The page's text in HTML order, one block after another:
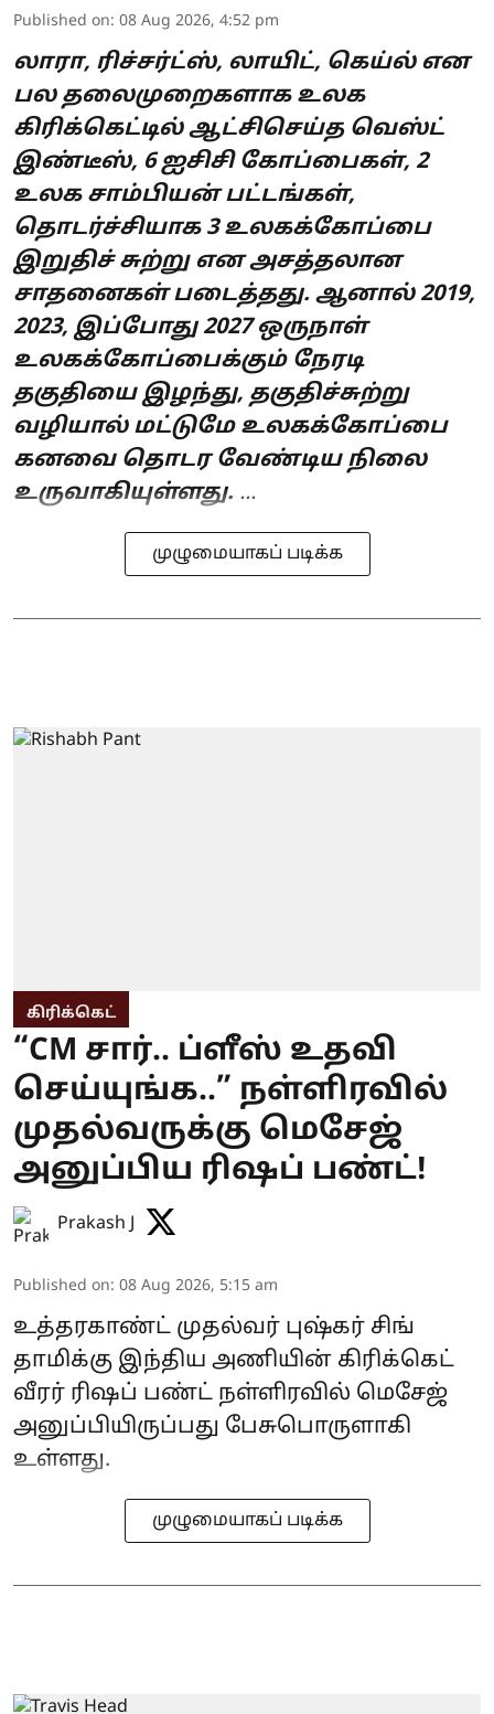
Published on: 08 Aug 2026, 4:52 pm
லாரா, ரிச்சர்ட்ஸ், லாயிட், கெய்ல் என
பல தலைமுறைகளாக உலக
கிரிக்கெட்டில் ஆட்சிசெய்த வெஸ்ட்
இண்டீஸ், 6 ஐசிசி கோப்பைகள், 2
உலக சாம்பியன் பட்டங்கள்,
தொடர்ச்சியாக 3 உலகக்கோப்பை
இறுதிச் சுற்று என அசத்தலான
சாதனைகள் படைத்தது. ஆனால் 2019,
2023, இப்போது 2027 ஒருநாள்
உலகக்கோப்பைக்கும் நேரடி
தகுதியை இழந்து, தகுதிச்சுற்று
வழியால் மட்டுமே உலகக்கோப்பை
கனவை தொடர வேண்டிய நிலை
உருவாகியுள்ளது. ...
முழுமையாகப் படிக்க
கிரிக்கெட்
“CM சார்.. ப்ளீஸ் உதவி
செய்யுங்க..” நள்ளிரவில்
முதல்வருக்கு மெசேஜ்
அனுப்பிய ரிஷப் பண்ட்!
Prakash J
Published on: 08 Aug 2026, 5:15 am
உத்தரகாண்ட் முதல்வர் புஷ்கர் சிங்
தாமிக்கு இந்திய அணியின் கிரிக்கெட்
வீரர் ரிஷப் பண்ட் நள்ளிரவில் மெசேஜ்
அனுப்பியிருப்பது பேசுபொருளாகி
உள்ளது.
முழுமையாகப் படிக்க